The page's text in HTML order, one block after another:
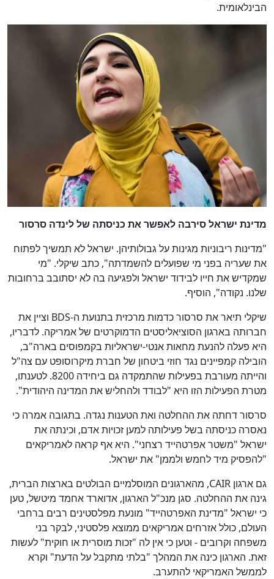
הבינלאומית.
מדינת ישראל סירבה לאפשר את כניסתה של לינדה סרסור
"מדינות ריבוניות מגינות על גבולותיהן. ישראל לא תמשיך לפתוח
את שעריה בפני מי שפועלים להשמדתה", כתב שיקלי. "מי
שמקדיש את חייו לבידוד ישראל ולפגיעה בה לא יסתובב ברחובות
שלנו. נקודה", הוסיף.
שיקלי תיאר את סרסור כדמות מרכזית בתנועת ה-BDS וציין את
חברותה בארגון הסוציאליסטים הדמוקרטים של אמריקה. לדבריו,
היא פעלה להנעת מחאות אנטי-ישראליות בקמפוסים בארה"ב,
הובילה קמפיינים נגד חוזי ביטחון של חברת מיקרוסופט עם צה"ל
והייתה מעורבת בפעילות שהתמקדה גם ביחידה 8200. לטענתו,
מטרת הפעילות הזו היא "לבודד ולהחליש את המדינה היהודית".
סרסור דחתה את ההחלטה ואת הטענות נגדה. בתגובה אמרה כי
נאסרה כניסתה בשל פעילותה למען זכויות אדם, וכינתה את
ישראל "משטר אפרטהייד רצחני". היא אף קראה לאמריקאים
"להפסיק מיד לחמש ולממן" את ישראל.
גם ארגון CAIR, מהארגונים המוסלמיים הבולטים בארצות הברית,
גינה את ההחלטה. סגן מנכ"ל הארגון, אדוארד אחמד מיטשל, טען
כי ישראל "מדינת האפרטהייד" מונעת מפלסטינים רבים ברחבי
העולם, כולל אזרחים אמריקאים ממוצא פלסטיני, לבקר בני
משפחה וקרובים - וטען כי אין לה "זכות מוסרית או חוקית" לעשות
זאת. הארגון כינה את המהלך "בלתי מתקבל על הדעת" וקרא
לממשל האמריקאי להתערב.